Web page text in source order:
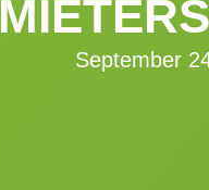
September